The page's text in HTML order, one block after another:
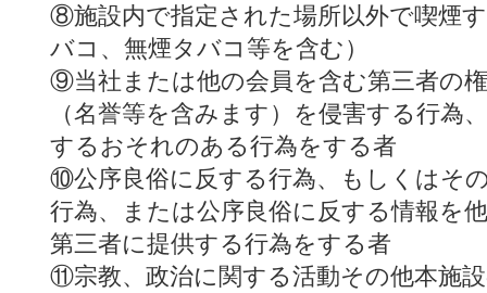
⑧施設内で指定された場所以外で喫煙
バコ、無煙タバコ等を含む）
⑨当社または他の会員を含む第三者の
（名誉等を含みます）を侵害する行為
するおそれのある行為をする者
⑩公序良俗に反する行為、もしくはそ
行為、または公序良俗に反する情報を
第三者に提供する行為をする者
⑪宗教、政治に関する活動その他本施